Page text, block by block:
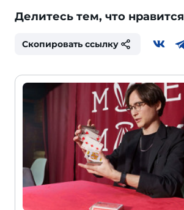
Делитесь тем, что нравится
Скопировать ссылку